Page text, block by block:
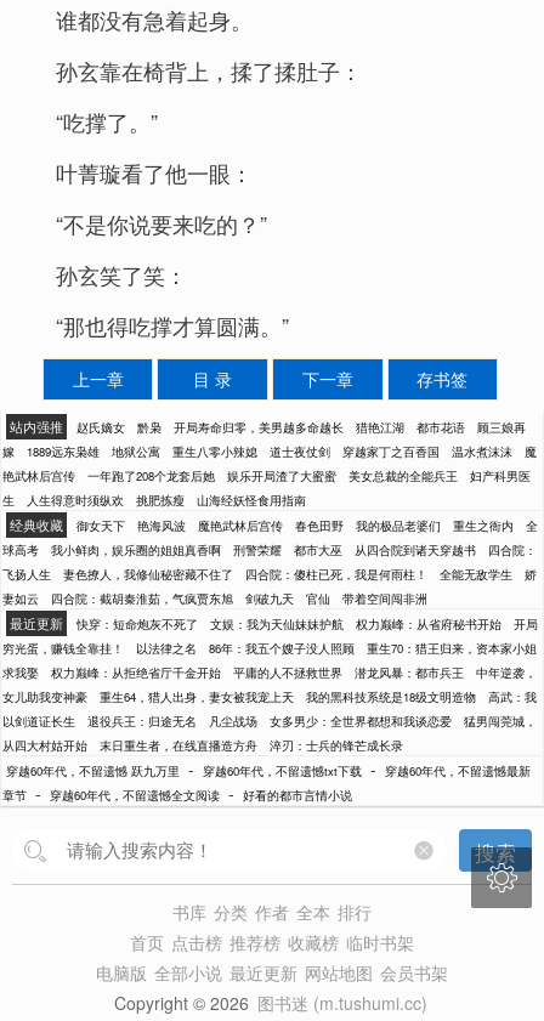
谁都没有急着起身。
孙玄靠在椅背上，揉了揉肚子：
“吃撑了。”
叶菁璇看了他一眼：
“不是你说要来吃的？”
孙玄笑了笑：
“那也得吃撑才算圆满。”
上一章 目 录 下一章 存书签
站内强推 赵氏嫡女 黔枭 开局寿命归零，美男越多命越长 猎艳江湖 都市花语
顾三娘再
嫁
1889远东枭雄 地狱公寓 重生八零小辣媳 道士夜仗剑 穿越家丁之百香国 温水煮沫沫
魔
艳武林后宫传
一年跑了208个龙套后她 娱乐开局渣了大蜜蜜 美女总裁的全能兵王
妇产科男医
生
人生得意时须纵欢 挑肥拣瘦 山海经妖怪食用指南
经典收藏 御女天下 艳海风波 魔艳武林后宫传 春色田野 我的极品老婆们 重生之衙内
全
球高考
我小鲜肉，娱乐圈的姐姐真香啊 刑警荣耀 都市大巫 从四合院到诸天穿越书
四合院：
飞扬人生
妻色撩人，我修仙秘密藏不住了 四合院：傻柱已死，我是何雨柱！ 全能无敌学生
娇
妻如云
四合院：截胡秦淮茹，气疯贾东旭 剑破九天 官仙 带着空间闯非洲
最近更新 快穿：短命炮灰不死了 文娱：我为天仙妹妹护航 权力巅峰：从省府秘书开始
开局
穷光蛋，赚钱全靠挂！
以法律之名 86年：我五个嫂子没人照顾
重生70：猎王归来，资本家小姐
求我娶
权力巅峰：从拒绝省厅千金开始 平庸的人不拯救世界 潜龙风暴：都市兵王
中年逆袭，
女儿助我变神豪
重生64，猎人出身，妻女被我宠上天 我的黑科技系统是18级文明造物
高武：我
以剑道证长生
退役兵王：归途无名 凡尘战场 女多男少：全世界都想和我谈恋爱
猛男闯莞城，
从四大村姑开始
末日重生者，在线直播造方舟
淬刃：士兵的锋芒成长录
穿越60年代，不留遗憾 跃九万里 - 穿越60年代，不留遗憾txt下载 -
穿越60年代，不留遗憾最新
章节 - 穿越60年代，不留遗憾全文阅读 - 好看的都市言情小说
搜索
书库 分类 作者 全本 排行
首页 点击榜 推荐榜 收藏榜 临时书架
电脑版 全部小说 最近更新 网站地图 会员书架
Copyright © 2026 图书迷 (m.tushumi.cc)
